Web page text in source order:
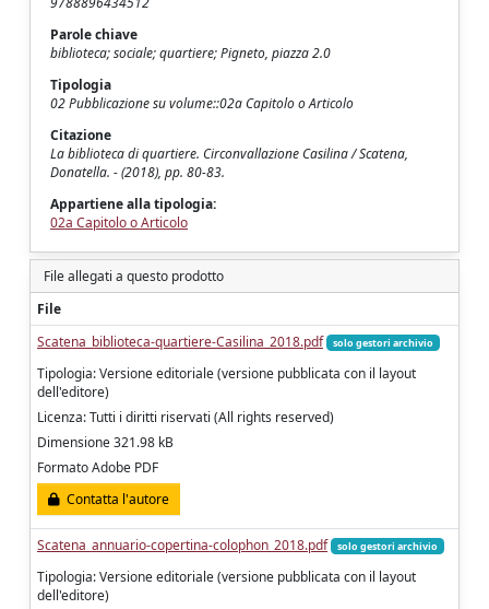
Parole chiave
biblioteca; sociale; quartiere; Pigneto, piazza 2.0
Tipologia
02 Pubblicazione su volume::02a Capitolo o Articolo
Citazione
La biblioteca di quartiere. Circonvallazione Casilina / Scatena,
Donatella. - (2018), pp. 80-83.
Appartiene alla tipologia:
02a Capitolo o Articolo
File allegati a questo prodotto
File
Scatena_biblioteca-quartiere-Casilina_2018.pdf
solo gestori archivio
Tipologia: Versione editoriale (versione pubblicata con il layout
dell'editore)
Licenza: Tutti i diritti riservati (All rights reserved)
Dimensione 321.98 kB
Formato Adobe PDF
Contatta l'autore
Scatena_annuario-copertina-colophon_2018.pdf solo gestori archivio
Tipologia: Versione editoriale (versione pubblicata con il layout
dell'editore)